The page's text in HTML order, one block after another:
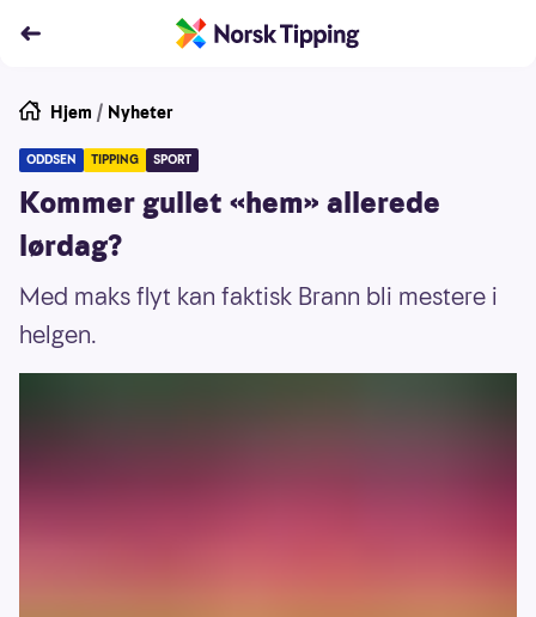
Hjem / Nyheter
ODDSEN TIPPING SPORT
Kommer gullet «hem» allerede
lørdag?
Med maks flyt kan faktisk Brann bli mestere i
helgen.